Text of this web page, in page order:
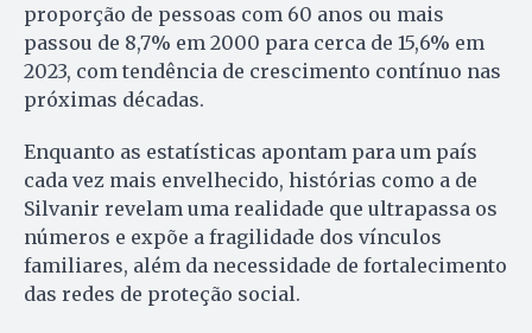
proporção de pessoas com 60 anos ou mais
passou de 8,7% em 2000 para cerca de 15,6% em
2023, com tendência de crescimento contínuo nas
próximas décadas.
Enquanto as estatísticas apontam para um país
cada vez mais envelhecido, histórias como a de
Silvanir revelam uma realidade que ultrapassa os
números e expõe a fragilidade dos vínculos
familiares, além da necessidade de fortalecimento
das redes de proteção social.